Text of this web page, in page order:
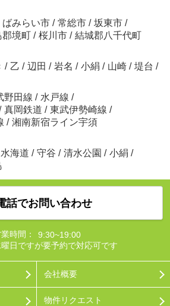
ばみらい市 / 常総市 / 坂東市 /
境町 / 桜川市 / 結城郡八千代町
/ 乙 / 辺田 / 岩名 / 小絹 / 山崎 / 堤台 /
野田線 / 水戸線 /
真岡鉄道 / 東武伊勢崎線 /
/ 湘南新宿ライン宇須
水海道 / 守谷 / 清水公園 / 小絹 /
話でお問い合わせ
時間：
9:30~19:00
日ですが要予約で対応可です
会社概要
物件リクエスト